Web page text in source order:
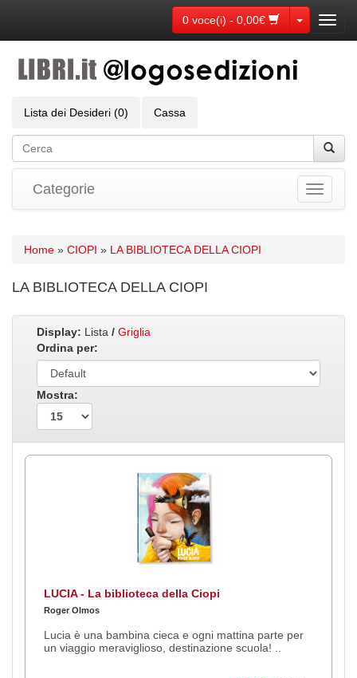
0 voce(i) - 0,00€ Toggle
Lista dei Desideri (0) Cassa
Toggle
Categorie
Home » CIOPI » LA BIBLIOTECA DELLA CIOPI
LA BIBLIOTECA DELLA CIOPI
Display: Lista / Griglia
Ordina per:
Mostra:
LUCIA - La biblioteca della Ciopi
Roger Olmos
Lucia è una bambina cieca e ogni mattina parte per
un viaggio meraviglioso, destinazione scuola! ..